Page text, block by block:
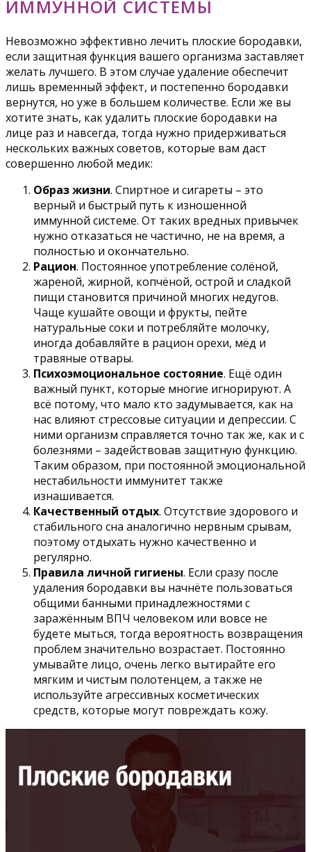
ИММУННОЙ СИСТЕМЫ
Невозможно эффективно лечить плоские бородавки,
если защитная функция вашего организма заставляет
желать лучшего. В этом случае удаление обеспечит
лишь временный эффект, и постепенно бородавки
вернутся, но уже в большем количестве. Если же вы
хотите знать, как удалить плоские бородавки на
лице раз и навсегда, тогда нужно придерживаться
нескольких важных советов, которые вам даст
совершенно любой медик:
Образ жизни. Спиртное и сигареты – это
верный и быстрый путь к изношенной
иммунной системе. От таких вредных привычек
нужно отказаться не частично, не на время, а
полностью и окончательно.
Рацион. Постоянное употребление солёной,
жареной, жирной, копчёной, острой и сладкой
пищи становится причиной многих недугов.
Чаще кушайте овощи и фрукты, пейте
натуральные соки и потребляйте молочку,
иногда добавляйте в рацион орехи, мёд и
травяные отвары.
Психоэмоциональное состояние. Ещё один
важный пункт, которые многие игнорируют. А
всё потому, что мало кто задумывается, как на
нас влияют стрессовые ситуации и депрессии. С
ними организм справляется точно так же, как и с
болезнями – задействовав защитную функцию.
Таким образом, при постоянной эмоциональной
нестабильности иммунитет также
изнашивается.
Качественный отдых. Отсутствие здорового и
стабильного сна аналогично нервным срывам,
поэтому отдыхать нужно качественно и
регулярно.
Правила личной гигиены. Если сразу после
удаления бородавки вы начнёте пользоваться
общими банными принадлежностями с
заражённым ВПЧ человеком или вовсе не
будете мыться, тогда вероятность возвращения
проблем значительно возрастает. Постоянно
умывайте лицо, очень легко вытирайте его
мягким и чистым полотенцем, а также не
используйте агрессивных косметических
средств, которые могут повреждать кожу.